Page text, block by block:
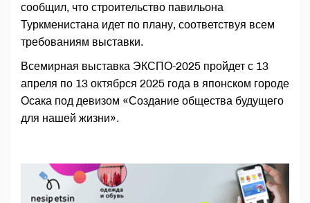
сообщил, что строительство павильона
Туркменистана идет по плану, соответствуя всем
требованиям выставки.
Всемирная выставка ЭКСПО-2025 пройдет с 13
апреля по 13 октябрся 2025 года в японском городе
Осака под девизом «Создание общества будущего
для нашей жизни».